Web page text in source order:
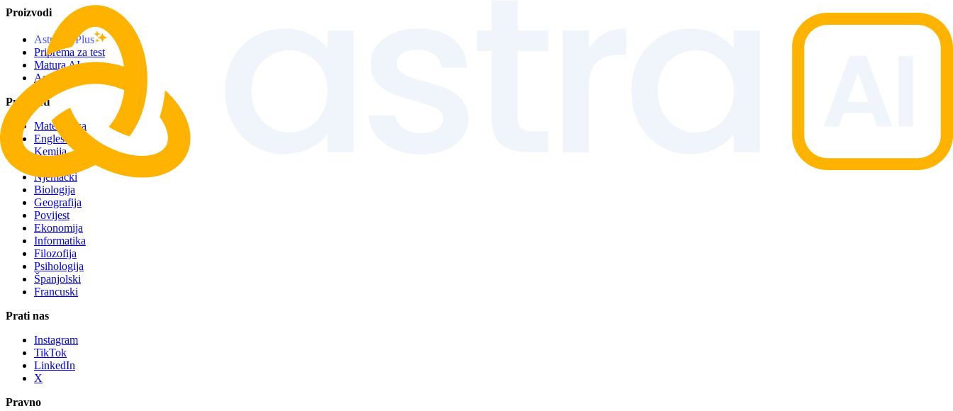
Proizvodi
Astra AI Plus
Priprema za test
Matura AI
Astra IB Math
Predmeti
Matematika
Engleski
Kemija
Njemački
Biologija
Geografija
Povijest
Ekonomija
Informatika
Filozofija
Psihologija
Španjolski
Francuski
Prati nas
Instagram
TikTok
LinkedIn
X
Pravno